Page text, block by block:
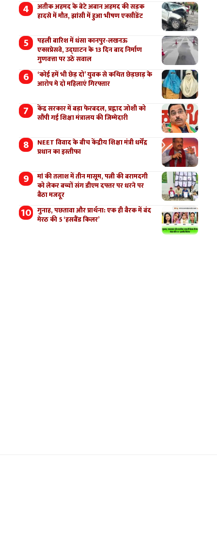
अतीक अहमद के बेटे अबान अहमद की सड़क
हादसे में मौत, झांसी में हुआ भीषण एक्सीडेंट
पहली बारिश में धंसा कानपुर-लखनऊ
एक्सप्रेसवे, उद्घाटन के 13 दिन बाद निर्माण
गुणवत्ता पर उठे सवाल
‘कोई हमें भी छेड़ दो’ युवक से कथित छेड़छाड़ के
आरोप मे दो महिलाएं गिरफ्तार
केंद्र सरकार में बड़ा फेरबदल, प्रह्लाद जोशी को
सौंपी गई शिक्षा मंत्रालय की जिम्मेदारी
NEET विवाद के बीच केंद्रीय शिक्षा मंत्री धर्मेंद्र
प्रधान का इस्तीफा
मां की तलाश में तीन मासूम, पत्नी की बरामदगी
को लेकर बच्चों संग डीएम दफ्तर पर धरने पर
बैठा मजदूर
गुनाह, पछतावा और प्रार्थना: एक ही बैरक में बंद
मेरठ की 5 ‘हसबैंड किलर’